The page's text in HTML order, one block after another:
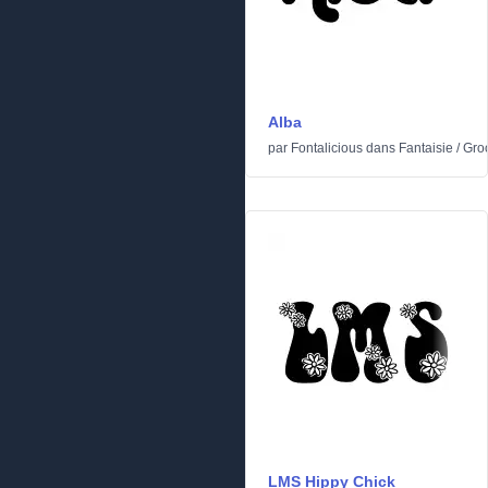
Alba
par Fontalicious dans Fantaisie /
LMS Hippy Chick